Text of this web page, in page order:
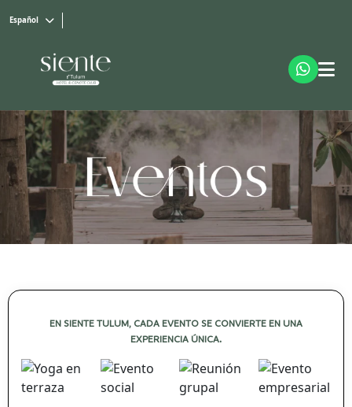
Español
EN SIENTE TULUM, CADA EVENTO SE CONVIERTE EN UNA
EXPERIENCIA ÚNICA.